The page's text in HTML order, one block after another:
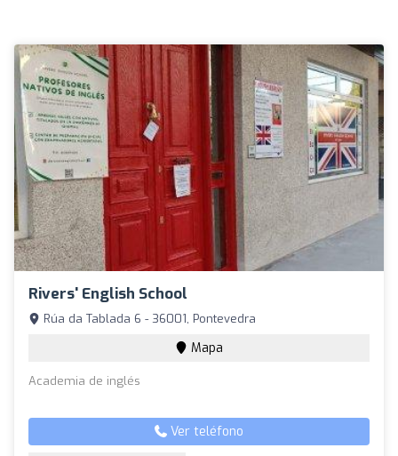
Rivers' English School
Rúa da Tablada 6 - 36001, Pontevedra
Mapa
Academia de inglés
Ver teléfono